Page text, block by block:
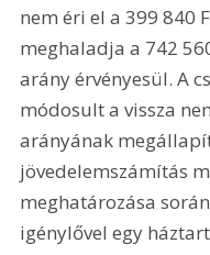
nem éri el a 399 840
meghaladja a 742
arány érvényesül. A
módosult a vissza
arányának
jövedelemszámítás
meghatározása
igénylővel egy